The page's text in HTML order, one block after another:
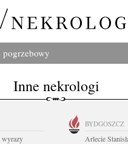
pogrzebowy
Inne nekrologi
wyrazy
BYDGOSZCZ
Arlecie